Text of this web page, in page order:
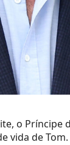
o Príncipe
vida de Tom.